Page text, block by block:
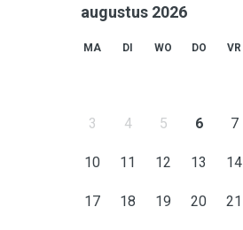
augustus 2026
MA DI WO DO VR
3 4 5 6 7
10 11 12 13 14
17 18 19 20 21